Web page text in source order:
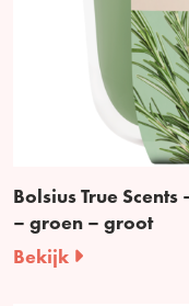
Bolsius True
– groen – groot
Bekijk